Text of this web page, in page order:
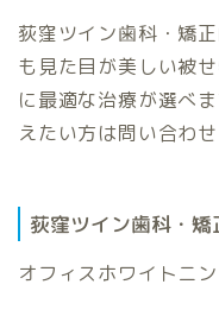
荻窪ツイン歯科・矯
も見た目が美しい被
に最適な治療が選べ
えたい方は問い合わ
荻窪ツイン歯科・
オフィスホワイトニ